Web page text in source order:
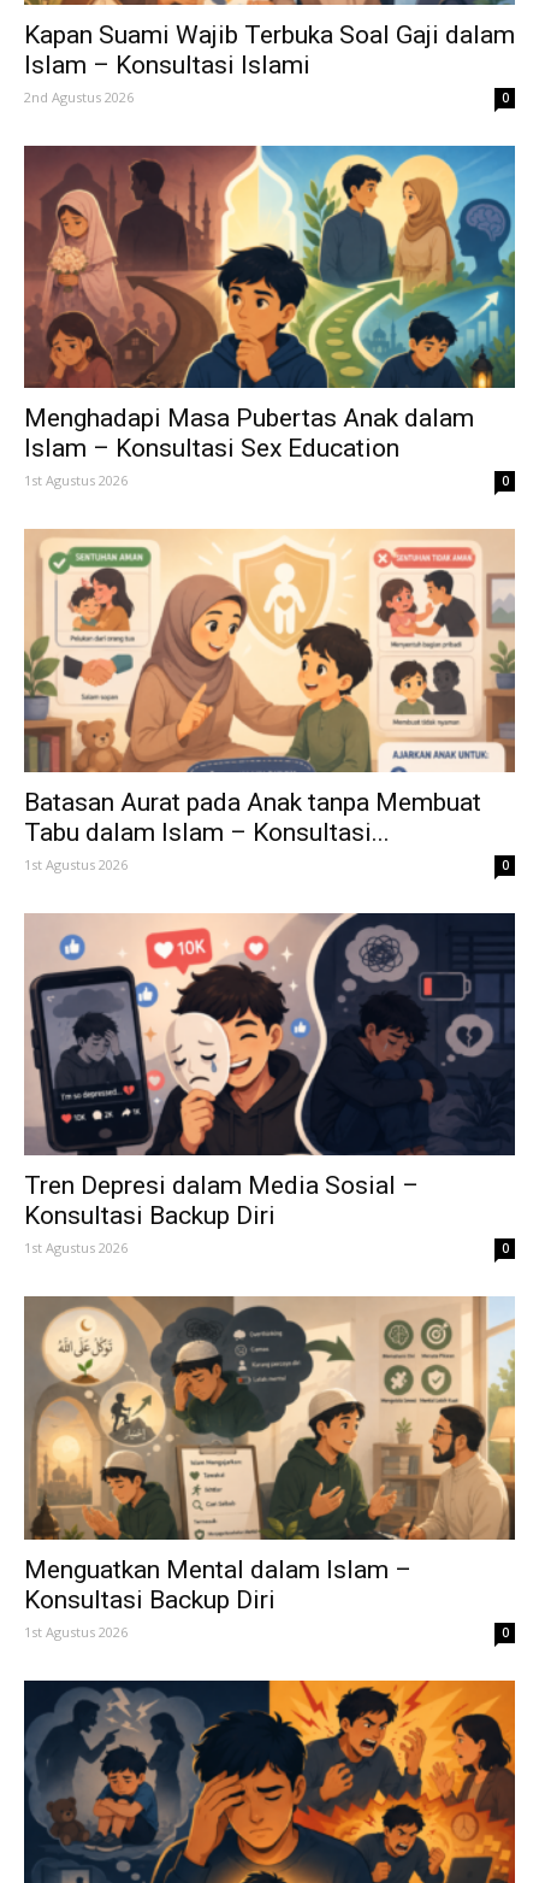
Kapan Suami Wajib Terbuka Soal Gaji dalam
Islam – Konsultasi Islami
2nd Agustus 2026 0
Menghadapi Masa Pubertas Anak dalam
Islam – Konsultasi Sex Education
1st Agustus 2026 0
Batasan Aurat pada Anak tanpa Membuat
Tabu dalam Islam – Konsultasi...
1st Agustus 2026 0
Tren Depresi dalam Media Sosial –
Konsultasi Backup Diri
1st Agustus 2026 0
Menguatkan Mental dalam Islam –
Konsultasi Backup Diri
1st Agustus 2026 0